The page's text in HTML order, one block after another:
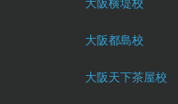
大阪横堤校
大阪都島校
大阪天下茶屋校